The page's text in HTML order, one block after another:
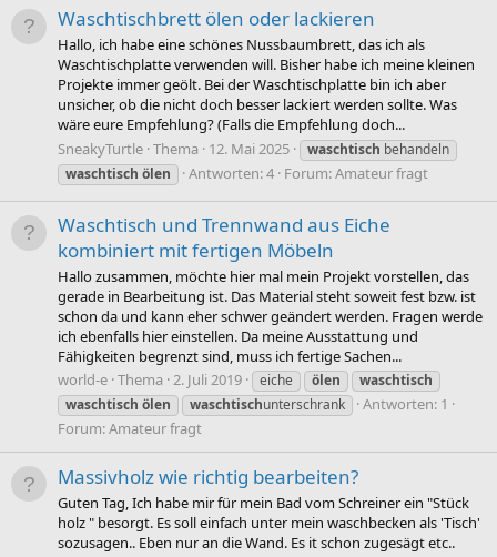
Waschtischbrett ölen oder lackieren
Hallo, ich habe eine schönes Nussbaumbrett, das ich als
Waschtischplatte verwenden will. Bisher habe ich meine kleinen
Projekte immer geölt. Bei der Waschtischplatte bin ich aber
unsicher, ob die nicht doch besser lackiert werden sollte. Was
wäre eure Empfehlung? (Falls die Empfehlung doch...
SneakyTurtle Thema 12. Mai 2025 waschtisch behandeln
waschtisch ölen Antworten: 4 Forum:Amateur fragt
Waschtisch und Trennwand aus Eiche
kombiniert mit fertigen Möbeln
Hallo zusammen, möchte hier mal mein Projekt vorstellen, das
gerade in Bearbeitung ist. Das Material steht soweit fest bzw. ist
schon da und kann eher schwer geändert werden. Fragen werde
ich ebenfalls hier einstellen. Da meine Ausstattung und
Fähigkeiten begrenzt sind, muss ich fertige Sachen...
world-e Thema 2. Juli 2019 eiche ölen
waschtisch
waschtisch ölen waschtischunterschrank
Antworten: 1
Forum:Amateur fragt
Massivholz wie richtig bearbeiten?
Guten Tag, Ich habe mir für mein Bad vom Schreiner ein "Stück
holz " besorgt. Es soll einfach unter mein waschbecken als 'Tisch'
sozusagen.. Eben nur an die Wand. Es it schon zugesägt etc..